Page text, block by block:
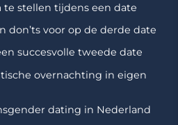
te stellen tijdens een date
don’ts voor op de derde date
succesvolle tweede date
overnachting in eigen
dating in Nederland